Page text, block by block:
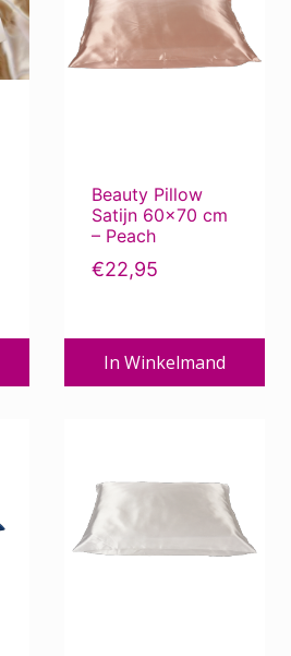
Beauty Pillow
Satijn 60×70 cm
– Peach
€22,95
In Winkelmand